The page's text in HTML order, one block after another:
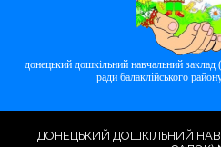
донецький дошкільний навчальний
ради балаклійського
ДОНЕЦЬКИЙ ДОШКІЛЬНИЙ